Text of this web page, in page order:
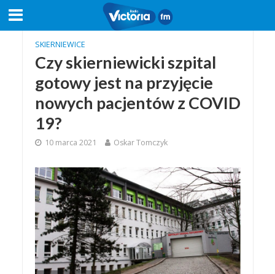
SKIERNIEWICE
Czy skierniewicki szpital
gotowy jest na przyjęcie
nowych pacjentów z COVID
19?
10 marca 2021 Oskar Tomczyk